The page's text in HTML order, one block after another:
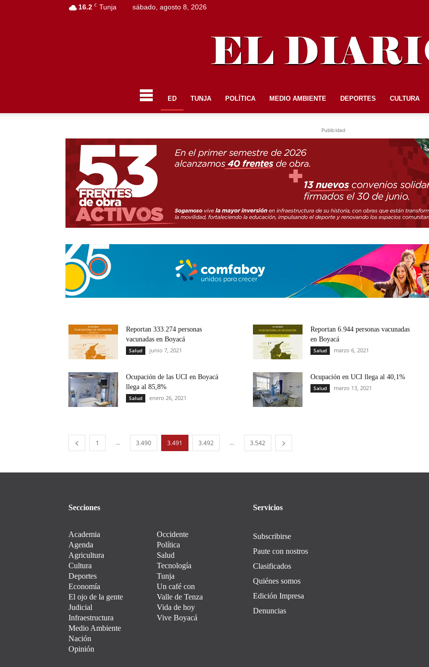
16.2 C Tunja sábado, agosto 8, 2026
DIARIO
ED TUNJA POLÍTICA MEDIO AMBIENTE DEPORTES CULTURA
Publicidad
Reportan 333.274 personas
vacunadas en Boyacá
Salud junio 7, 2021
Reportan 6.944 personas vacunadas
en Boyacá
Salud marzo 6, 2021
Ocupación de las UCI en Boyacá
llega al 85,8%
Salud enero 26, 2021
Ocupación en UCI llega al 40,1%
Salud marzo 13, 2021
1 ... 3.490 3.491 3.492 ... 3.542
Secciones
Academia
Agenda
Agricultura
Cultura
Deportes
Economía
El ojo de la gente
Judicial
Infraestructura
Medio Ambiente
Nación
Opinión
Occidente
Política
Salud
Tecnología
Tunja
Un café con
Valle de Tenza
Vida de hoy
Vive Boyacá
Servicios
Subscribirse
Paute con nostros
Clasificados
Quiénes somos
Edición Impresa
Denuncias